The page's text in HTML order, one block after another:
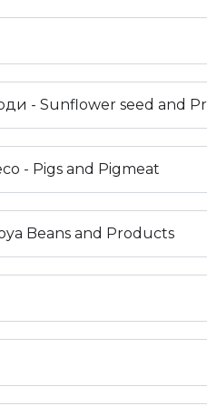
- Sunflower seed and
- Pigs and Pigmeat
Beans and Products